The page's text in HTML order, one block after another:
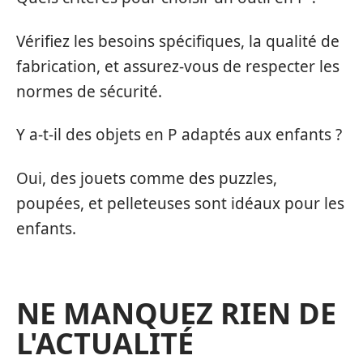
Vérifiez les besoins spécifiques, la qualité de
fabrication, et assurez-vous de respecter les
normes de sécurité.
Y a-t-il des objets en P adaptés aux enfants ?
Oui, des jouets comme des puzzles,
poupées, et pelleteuses sont idéaux pour les
enfants.
NE MANQUEZ RIEN DE
L'ACTUALITÉ